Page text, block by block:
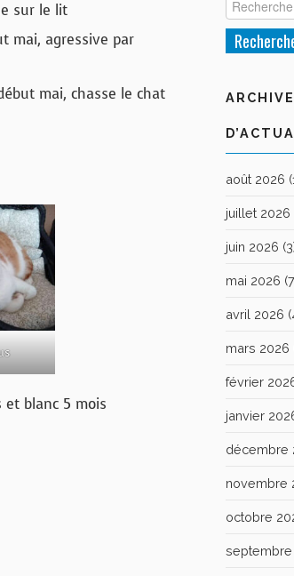
sur le lit
mai, agressive par
mai, chasse le chat
et blanc 5 mois
août 2026
juillet 2026
juin 2026
mai 2026
avril 2026
mars 2026
février
janvier
décembre
novembre
octobre
septembre